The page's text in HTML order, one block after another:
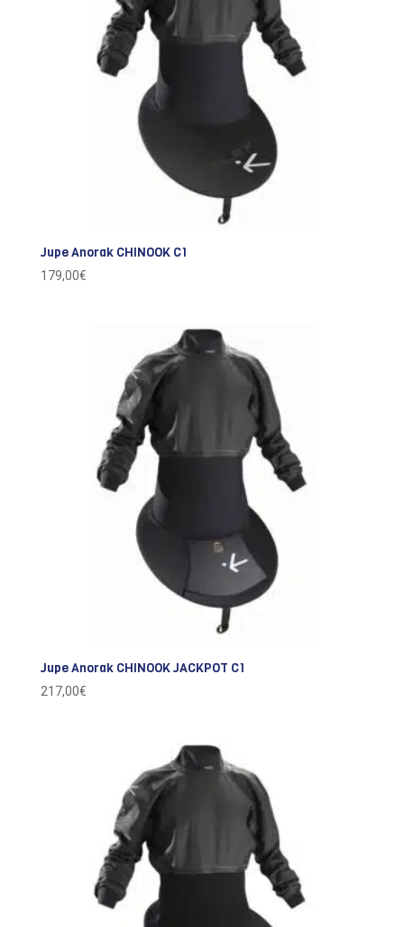
Jupe Anorak CHINOOK C1
179,00€
Jupe Anorak CHINOOK JACKPOT C1
217,00€